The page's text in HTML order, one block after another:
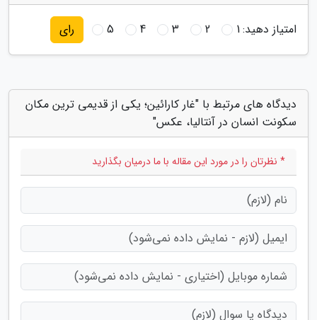
امتیاز دهید:1
2
3
4
5 رای
دیدگاه های مرتبط با "غار کارائین؛ یکی از قدیمی ترین مکان
سکونت انسان در آنتالیا، عکس"
* نظرتان را در مورد این مقاله با ما درمیان بگذارید